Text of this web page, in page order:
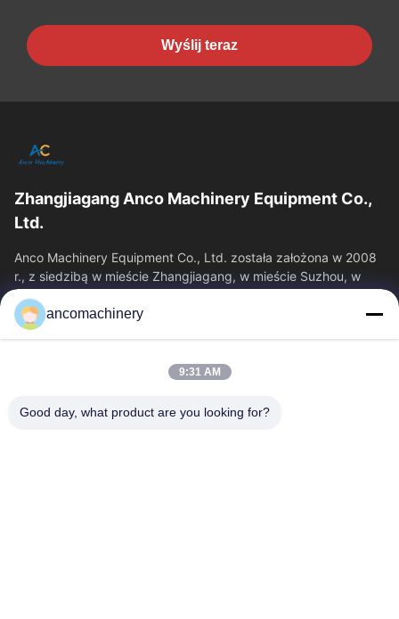
Wyślij teraz
Zhangjiagang Anco Machinery Equipment Co.,
Ltd.
Anco Machinery Equipment Co., Ltd. została założona w 2008
r., z siedzibą w mieście Zhangjiagang, w mieście Suzhou, w
prowincji Jiangsu.
Szybkie Linki
O Nas
Wycieczka Po Fabryce
Kontrola Jakości
ancomachinery
9:31 AM
Good day, what product are you looking for?